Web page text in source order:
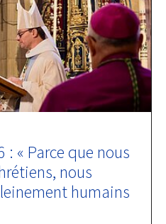
: « Parce que nous
nous
humains